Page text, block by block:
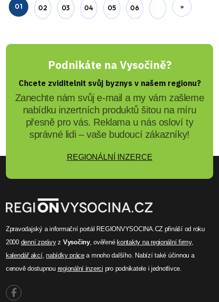
01 02 03 04 05 06 »
Podnikáte na Vysočině?
Chcete zviditelnit svůj byznys v našem regionu?
Zanechte nám svůj e-mail a my vám zašleme
nabídku inzertních produktů šitou na míru
přesně pro vás. Reklama u nás osloví ty
správné lidi – vaše budoucí zákazníky!
REGIONÁLNÍ INZERCE
Zpravodajský a informační portál REGIONVYSOCINA.CZ přináší od roku
2000 denní zprávyz Vysočiny, ověřené kontakty na regionální firmy,
kalendář akcí,nabídky prácea mnoho dalšího. Nabízí také účinnou a
cenově dostupnou regionální inzerci pro podnikatele i jednotlivce.